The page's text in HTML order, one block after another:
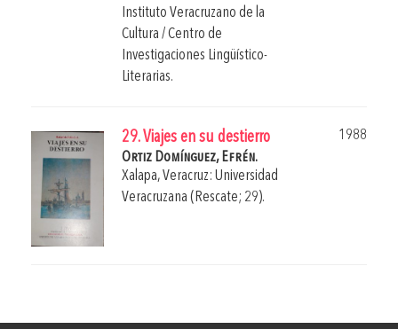
Instituto Veracruzano de la
Cultura / Centro de
Investigaciones Lingüístico-
Literarias.
29. Viajes en su destierro
1988
Ortiz Domínguez, Efrén.
Xalapa, Veracruz: Universidad
Veracruzana (Rescate; 29).